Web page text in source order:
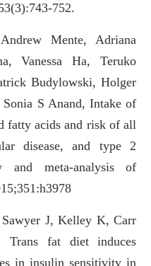
752.
Mente, Adriana
Vanessa Ha, Teruko
Budylowski, Holger
Sonia S Anand, Intake of
fatty acids and risk of all
disease, and type 2
and meta-analysis of
J, Kelley K, Carr
fat diet induces
in insulin sensitivity in